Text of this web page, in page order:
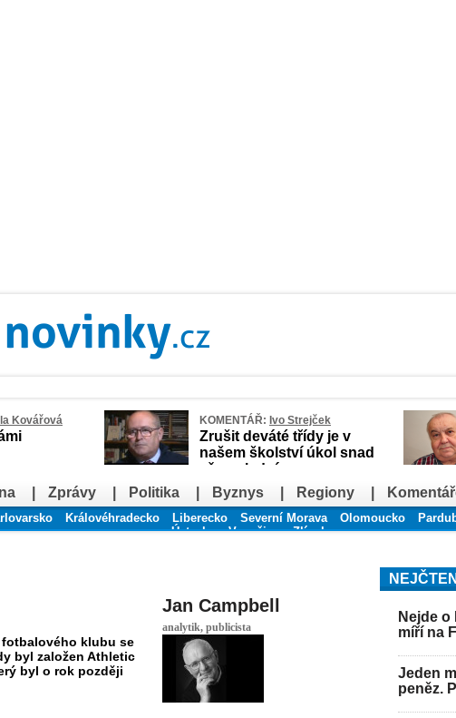
Kovářová KOMENTÁŘ: Ivo Strejček
Zrušit deváté třídy je v
našem školství úkol snad
až poslední
Zprávy Politika Byznys Regiony
Královéhradecko Liberecko Severní Morava Olomoucko
Ústecko
Vysočina Zlínsko
Jan Campbell
analytik, publicista
klubu se
byl založen Athletic
byl o rok později
Nejde o
míří na
Jeden
peněz.